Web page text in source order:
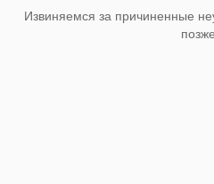
Извиняемся за причиненные
позже.